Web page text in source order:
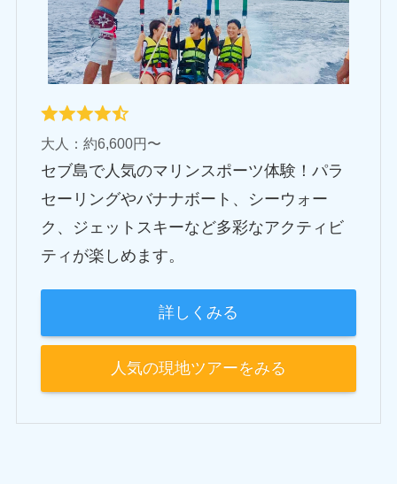
大人：約6,600円〜
セブ島で人気のマリンスポーツ体験！パラ
セーリングやバナナボート、シーウォー
ク、ジェットスキーなど多彩なアクティビ
ティが楽しめます。
詳しくみる
人気の現地ツアーをみる